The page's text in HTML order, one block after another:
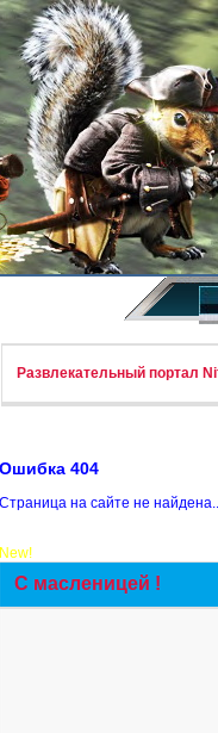
Развлекательный портал
Ошибка 404
Страница на сайте не
New!
С масленицей !